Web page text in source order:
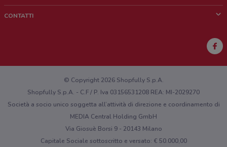
Lavora con noi
Richieste commerciali e marketing
CONTATTI
Hai un malfunzionamento sul web o sull'app?
© Copyright 2026 Shopfully S.p.A.
Shopfully S.p.A. - C.F / P. Iva 03156531208 REA: MI-2029270
Società a socio unico soggetta all’attività di direzione e coordinamento di
MEDIA Central Holding GmbH
Via Giosuè Borsi 9 - 20143 Milano
Capitale Sociale sottoscritto e versato: € 50.000,00